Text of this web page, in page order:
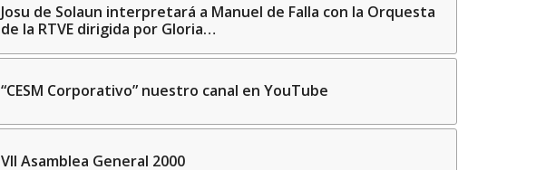
Josu de Solaun interpretará a Manuel de Falla con la Orquesta
de la RTVE dirigida por Gloria…
“CESM Corporativo” nuestro canal en YouTube
VII Asamblea General 2000